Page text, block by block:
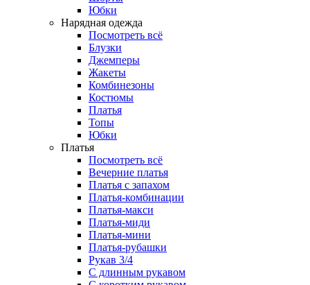
Юбки
Нарядная одежда
Посмотреть всё
Блузки
Джемперы
Жакеты
Комбинезоны
Костюмы
Платья
Топы
Юбки
Платья
Посмотреть всё
Вечерние платья
Платья с запахом
Платья-комбинации
Платья-макси
Платья-миди
Платья-мини
Платья-рубашки
Рукав 3/4
С длинным рукавом